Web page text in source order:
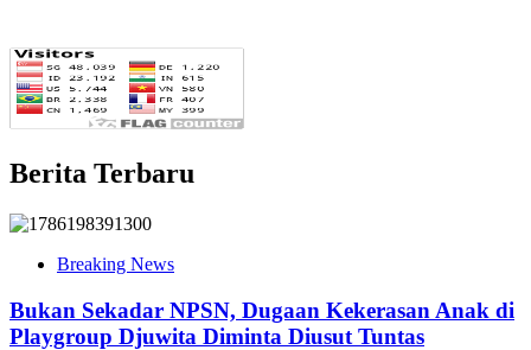
Berita Terbaru
Breaking News
Bukan Sekadar NPSN, Dugaan Kekerasan Anak di
Playgroup Djuwita Diminta Diusut Tuntas